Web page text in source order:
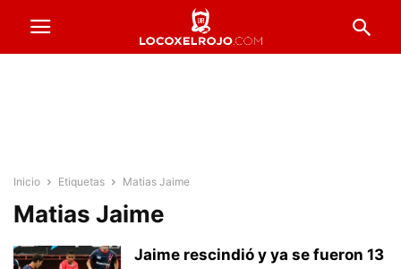
Inicio Etiquetas Matias Jaime
Matias Jaime
Jaime rescindió y ya se fueron 13